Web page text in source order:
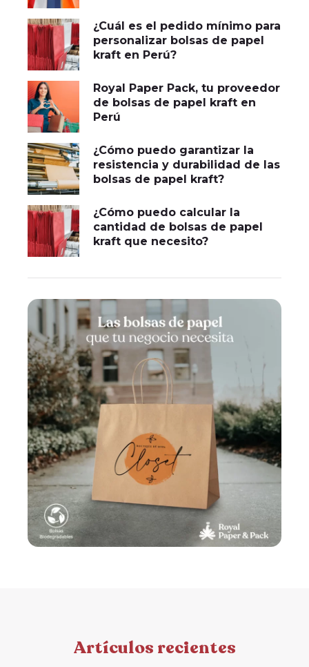
¿Cuál es el pedido mínimo para
personalizar bolsas de papel
kraft en Perú?
Royal Paper Pack, tu proveedor
de bolsas de papel kraft en
Perú
¿Cómo puedo garantizar la
resistencia y durabilidad de las
bolsas de papel kraft?
¿Cómo puedo calcular la
cantidad de bolsas de papel
kraft que necesito?
Artículos recientes